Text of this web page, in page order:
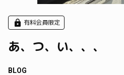
有料会員限定
あ、つ、い、、、
BLOG